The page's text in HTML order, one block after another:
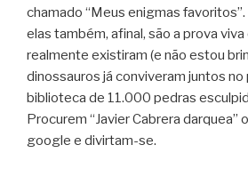
chamado “Meus enigmas
elas também, afinal, são a prova
realmente existiram (e não estou
dinossauros já conviveram juntos no
biblioteca de 11.000 pedras
Procurem “Javier Cabrera darquea”
google e divirtam-se.